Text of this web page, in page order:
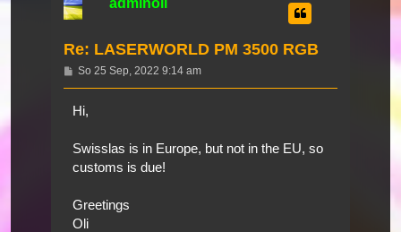
adminoli
Re: LASERWORLD PM 3500 RGB
Beitrag
So 25 Sep, 2022 9:14 am
Hi,
Swisslas is in Europe, but not in the EU, so
customs is due!
Greetings
Oli